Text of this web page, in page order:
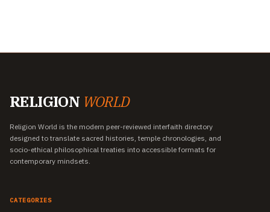
RELIGION WORLD
Religion World is the modern peer-reviewed interfaith directory
designed to translate sacred histories, temple chronologies, and
socio-ethical philosophical treaties into accessible formats for
contemporary mindsets.
CATEGORIES